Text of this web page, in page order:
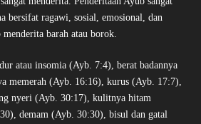
bersifat ragawi, sosial, emosional, dan
barah atau borok.
atau insomia (Ayb. 7:4), berat badannya
memerah (Ayb. 16:16), kurus (Ayb. 17:7),
nyeri (Ayb. 30:17), kulitnya hitam
demam (Ayb. 30:30), bisul dan gatal